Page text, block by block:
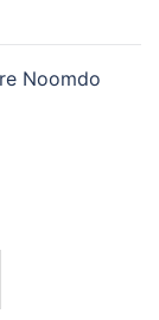
Noomdo